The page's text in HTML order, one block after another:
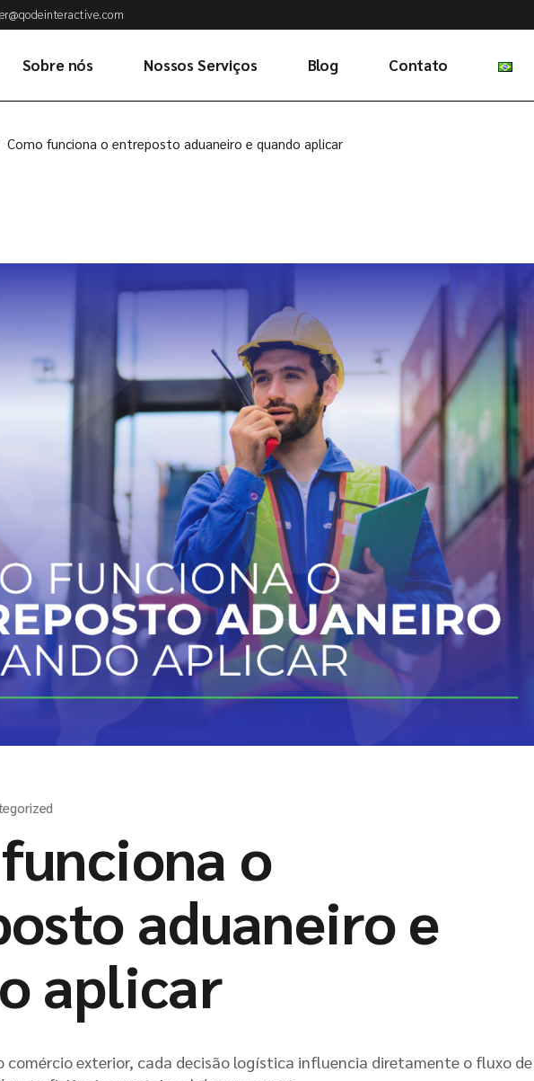
Sobre nós Nossos Serviços Blog Contato
Como funciona o entreposto aduaneiro e quando aplicar
o
aduaneiro e
aplicar
comércio exterior, cada decisão logística influencia diretamente o fluxo de